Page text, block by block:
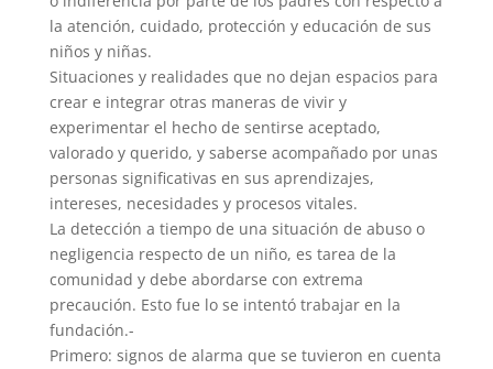
la atención, cuidado, protección y educación de sus
niños y niñas.
Situaciones y realidades que no dejan espacios para
crear e integrar otras maneras de vivir y
experimentar el hecho de sentirse aceptado,
valorado y querido, y saberse acompañado por unas
personas significativas en sus aprendizajes,
intereses, necesidades y procesos vitales.
La detección a tiempo de una situación de abuso o
negligencia respecto de un niño, es tarea de la
comunidad y debe abordarse con extrema
precaución. Esto fue lo se intentó trabajar en la
fundación.-
Primero: signos de alarma que se tuvieron en cuenta